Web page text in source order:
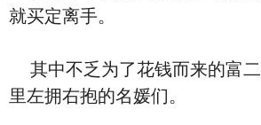
就买定离手。
其中不乏为了花钱而来的富
里左拥右抱的名媛们。